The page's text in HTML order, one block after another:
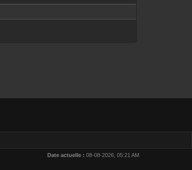
Date actuelle : 08-08-2026, 05:21 AM